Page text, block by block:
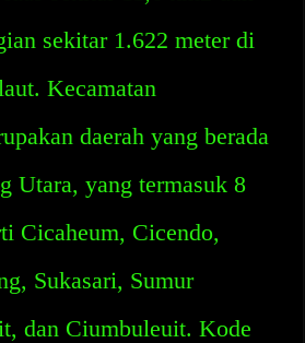
sekitar 1.622 meter di
Kecamatan
daerah yang berada
Utara, yang termasuk 8
Cicaheum, Cicendo,
Sukasari, Sumur
dan Ciumbuleuit. Kode